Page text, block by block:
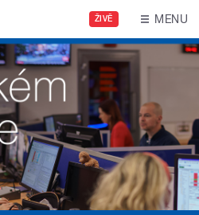
ŽIVĚ MENU